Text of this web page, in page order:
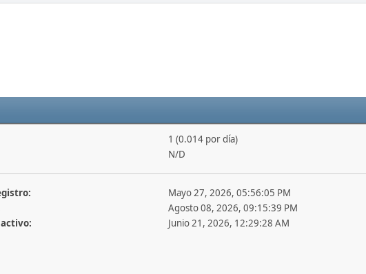
1 (0.014 por día)
N/D
Mayo 27, 2026, 05:56:05 PM
Agosto 08, 2026, 09:15:39 PM
Junio 21, 2026, 12:29:28 AM